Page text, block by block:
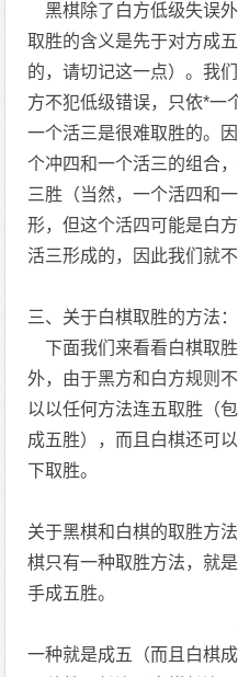
黑棋除了白方低级失误
取胜的含义是先于对方成
的，请切记这一点）。我
方不犯低级错误，只依*一
一个活三是很难取胜的。
个冲四和一个活三的组合
三胜（当然，一个活四和
形，但这个活四可能是白
活三形成的，因此我们就
三、关于白棋取胜的方法：
下面我们来看看白棋取
外，由于黑方和白方规则
以以任何方法连五取胜（
成五胜），而且白棋还可
下取胜。
关于黑棋和白棋的取胜方
棋只有一种取胜方法，就
手成五胜。
2、白棋有三
一种就是成五（而且白棋